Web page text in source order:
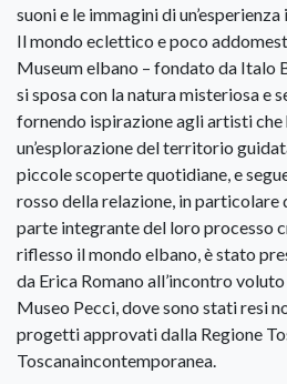
suoni e le immagini di
Il mondo eclettico e poco
Museum elbano – fondato da Italo
si sposa con la natura misteriosa e
fornendo ispirazione agli artisti che
un’esplorazione del territorio
piccole scoperte quotidiane, e
rosso della relazione, in particolare
parte integrante del loro processo
riflesso il mondo elbano, è stato
da Erica Romano all’incontro
Museo Pecci, dove sono stati resi
progetti approvati dalla Regione
Toscanaincontemporanea.